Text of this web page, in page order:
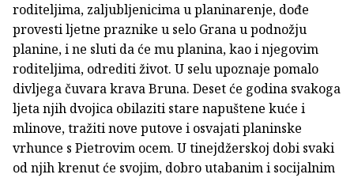
roditeljima, zaljubljenicima u planinarenje, dođe
provesti ljetne praznike u selo Grana u podnožju
planine, i ne sluti da će mu planina, kao i njegovim
roditeljima, odrediti život. U selu upoznaje pomalo
divljega čuvara krava Bruna. Deset će godina svakoga
ljeta njih dvojica obilaziti stare napuštene kuće i
mlinove, tražiti nove putove i osvajati planinske
vrhunce s Pietrovim ocem. U tinejdžerskoj dobi svaki
od njih krenut će svojim, dobro utabanim i socijalnim